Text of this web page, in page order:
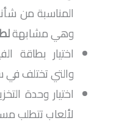
المناسبة من
وهي مشابهة
اختيار بطاقة
والتي تختلف في
اختيار وحدة
لألعاب تتطلب